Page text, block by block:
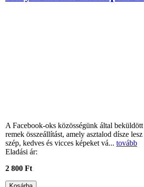
A Facebook-oks közösségünk által
remek összeállítást, amely asztalod dísze
szép, kedves és vicces képeket vá... tovább
Eladási ár:
2 800 Ft